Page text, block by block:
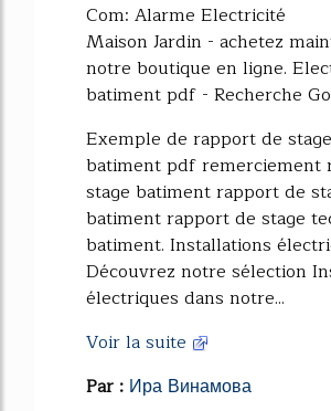
Com: Alarme Electricité
Maison Jardin - achetez
notre boutique en ligne.
batiment pdf - Recherche
Exemple de rapport de
batiment pdf remerciement
stage batiment rapport de
batiment rapport de stage
batiment. Installations
Découvrez notre sélection
électriques dans notre...
Voir la suite
Par : Ира Винамова